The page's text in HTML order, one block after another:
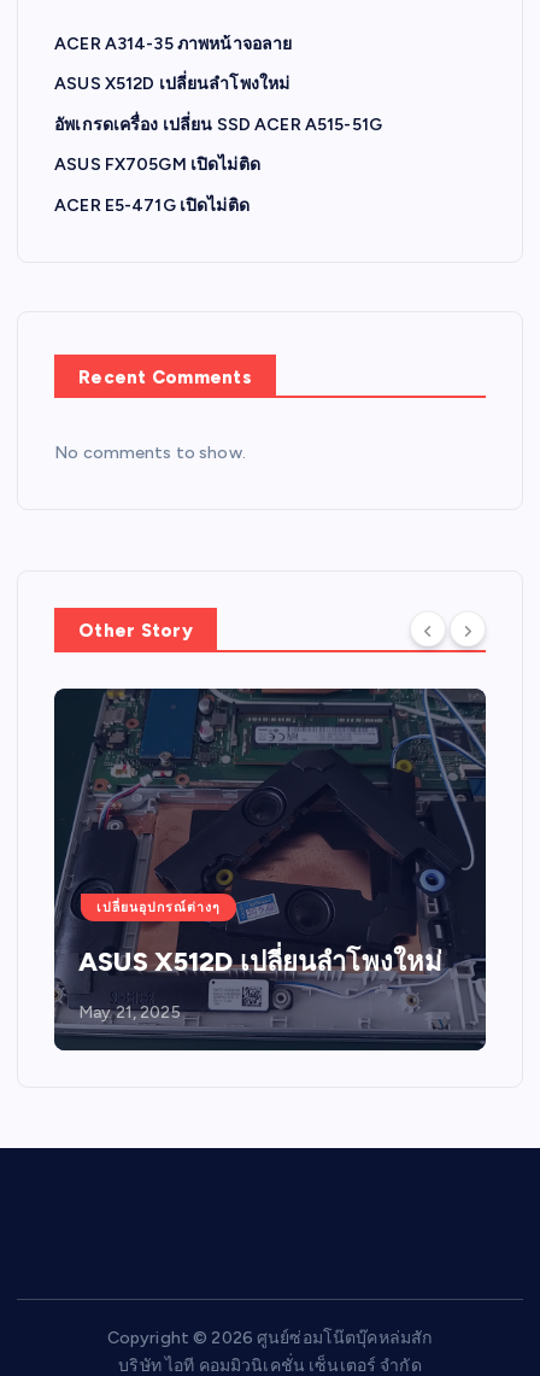
ACER A314-35 ภาพหน้าจอลาย
ASUS X512D เปลี่ยนลำโพงใหม่
อัพเกรดเครื่อง เปลี่ยน SSD ACER A515-51G
ASUS FX705GM เปิดไม่ติด
ACER E5-471G เปิดไม่ติด
Recent Comments
No comments to show.
Other Story
เปลี่ยนอุปกรณ์ต่างๆ
ASUS X512D เปลี่ยนลำโพงใหม่
May 21, 2025
Copyright © 2026 ศูนย์ซ่อมโน๊ตบุ๊คหล่มสัก
บริษัท ไอที คอมมิวนิเคชั่น เซ็นเตอร์ จำกัด